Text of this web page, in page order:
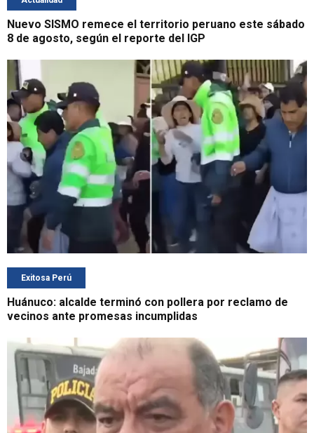
Nuevo SISMO remece el territorio peruano este sábado
8 de agosto, según el reporte del IGP
Exitosa Perú
Huánuco: alcalde terminó con pollera por reclamo de
vecinos ante promesas incumplidas